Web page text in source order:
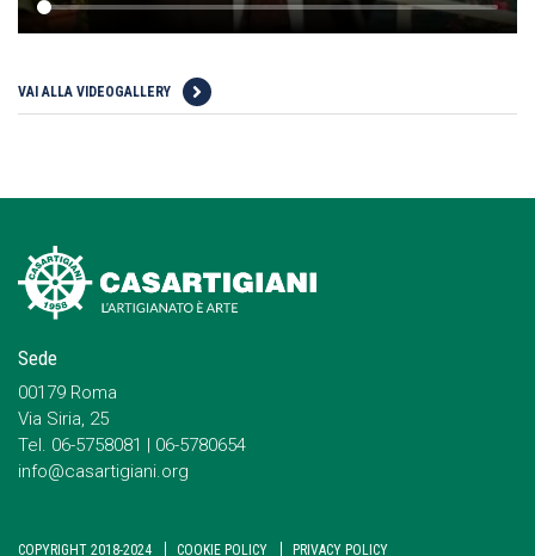
VAI ALLA VIDEOGALLERY
Sede
00179 Roma
Via Siria, 25
Tel. 06-5758081 | 06-5780654
info@casartigiani.org
COPYRIGHT 2018-2024 COOKIE POLICY PRIVACY POLICY